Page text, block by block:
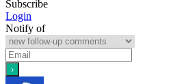
Subscribe
Login
Notify of